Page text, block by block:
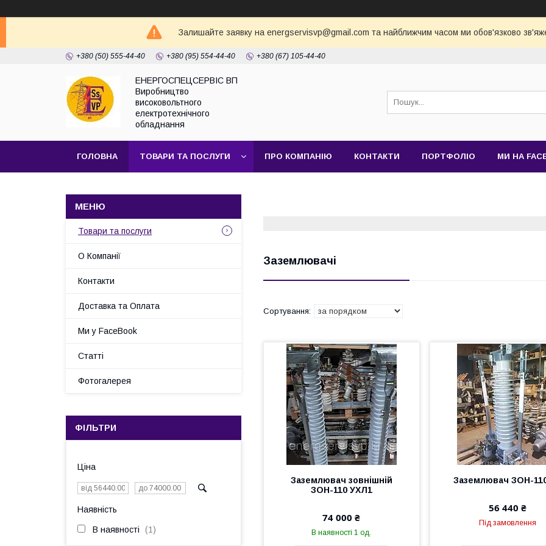
Залишайте заявку на energservisvp@gmail.com та найближчим часом ми обов'язково
+380 (50) 555-44-40 +380 (95) 554-44-40 +380 (67) 105-44-40
ЕНЕРГОСПЕЦСЕРВІС ВП
Виробництво
високовольтного
електротехнічного
обладнання
ГОЛОВНА ТОВАРИ ТА ПОСЛУГИ ПРО КОМПАНІЮ КОНТАКТИ ПОРТФОЛІО МИ НА
Заземлювачі
Заземлювач зовнішній
ЗОН-110 УХЛ1
74 000 ₴
В наявності 1 од.
Заземлювач ЗОН-
56 440 ₴
Під замовлення
Товари та послуги
О Компанії
Контакти
Доставка та Оплата
Ми у FaceBook
Статті
Фотогалерея
ФІЛЬТРИ
Ціна
Наявність
В наявності 1